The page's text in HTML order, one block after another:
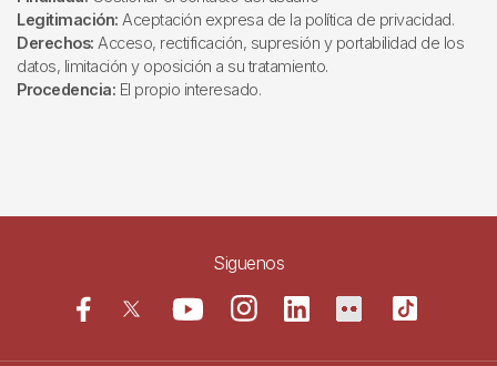
Legitimación: Aceptación expresa de la política de privacidad.
Derechos: Acceso, rectificación, supresión y portabilidad de los
datos, limitación y oposición a su tratamiento.
Procedencia: El propio interesado.
Siguenos